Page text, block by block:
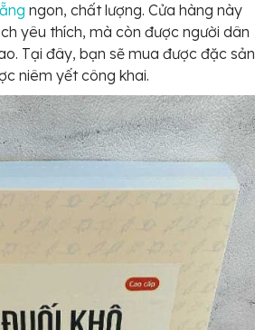
ngon, chất lượng. Cửa hàng này
yêu thích, mà còn được người dân
Tại đây, bạn sẽ mua được đặc sản
niêm yết công khai.